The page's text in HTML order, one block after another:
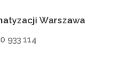
Warszawa
933 114